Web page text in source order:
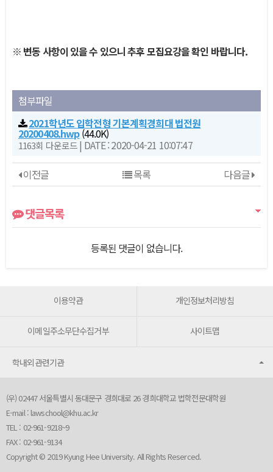
※ 변동 사항이 있을 수 있으니 추후 모집요강을 확인 바랍니다.
첨부파일
2021학년도 입학전형 기본계획경희대 법전원
20200408.hwp(44.0K)
1163회 다운로드| DATE : 2020-04-21 10:07:47
이전글
다음글
목록
댓글목록
등록된 댓글이 없습니다.
이용약관 개인정보처리방침
이메일주소무단수집거부 사이트맵
학내외관련기관
(우) 02447 서울특별시 동대문구 경희대로 26 경희대학교 법학전문대학원
E-mail : lawschool@khu.ac.kr
TEL : 02-961-9218~9
FAX : 02-961-9134
Copyright © 2019 Kyung Hee University. All Rights Reserced.